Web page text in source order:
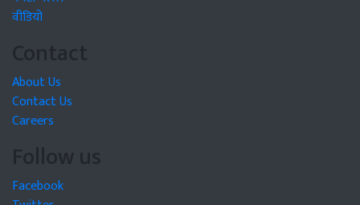
वीडियो
Contact
About Us
Contact Us
Careers
Follow us
Facebook